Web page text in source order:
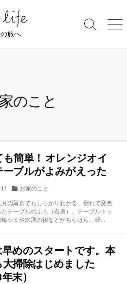
旅へ
検
メ
のこと
も簡単！ オレンジオイ
ーブルがよみがえった
カ
ゴ
リ
ー
お家のこと
の写真でもしっかりわかる、擦れて変色
たテーブルのふち（右奥）。テーブルトッ
シミや水滴の後などがちらほら。経...
めのスタートです。本
大掃除はじめました
年末）